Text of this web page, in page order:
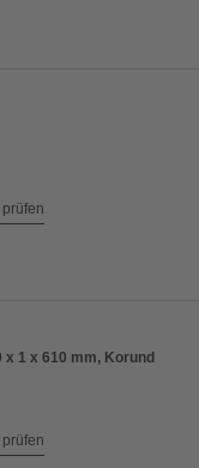
1 x 610 mm, Korund